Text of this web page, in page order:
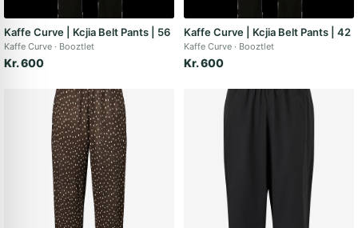
Kaffe Curve | Kcjia Belt Pants | 56
Kaffe Curve Booztlet
Kr. 600
Kaffe Curve | Kcjia Belt Pants | 42
Kaffe Curve Booztlet
Kr. 600